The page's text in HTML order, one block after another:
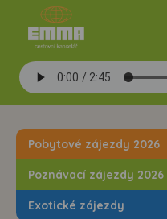
Pobytové zájezdy 2026
Poznávací zájezdy 2026
Exotické zájezdy